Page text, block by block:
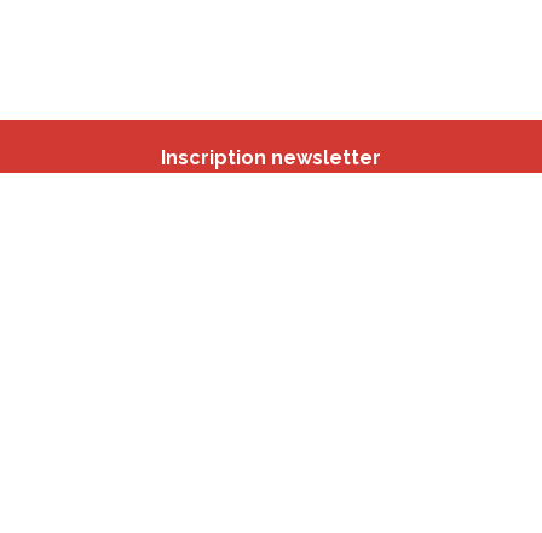
Inscription newsletter